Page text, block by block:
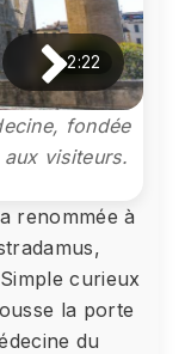
2:22
fondée
visiteurs.
renommée à
curieux
la porte
du